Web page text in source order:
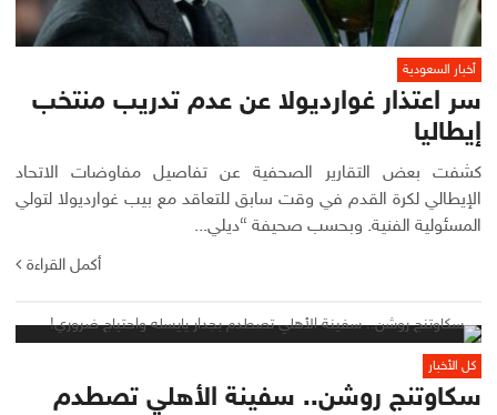
أخبار السعودية
سر اعتذار غوارديولا عن عدم تدريب منتخب
إيطاليا
كشفت بعض التقارير الصحفية عن تفاصيل مفاوضات الاتحاد
الإيطالي لكرة القدم في وقت سابق للتعاقد مع بيب غوارديولا لتولي
المسئولية الفنية. وبحسب صحيفة “ديلي...
أكمل القراءة
كل الأخبار
سكاوتنج روشن.. سفينة الأهلي تصطدم